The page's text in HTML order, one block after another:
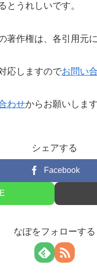
とうれしいです。
作権は、各引用元に
応しますのでお問い
わせからお願いします
シェアする
Facebook
なぽをフォローする